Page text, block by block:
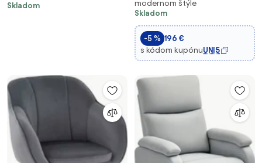
Skladom
Čalúnené lounge kreslo s
zaoblenými podrúčkami,
Drevené nohy, pre spálňu,
obývaciu izbu, d
modernom štýle
Skladom
-5 % 196 €
s kódom kupónuUNI5